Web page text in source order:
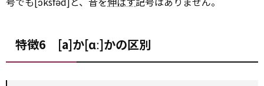
特徴6 [a]か[ɑː]かの区別